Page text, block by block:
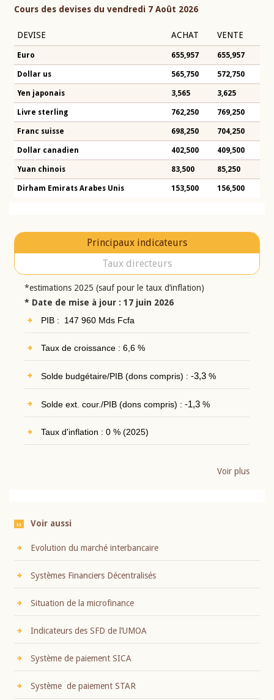
Cours des devises du vendredi 7 Août 2026
DEVISE ACHAT VENTE
Euro 655,957 655,957
Dollar us 565,750 572,750
Yen japonais 3,565 3,625
Livre sterling 762,250 769,250
Franc suisse 698,250 704,250
Dollar canadien 402,500 409,500
Yuan chinois 83,500 85,250
Dirham Emirats Arabes Unis 153,500 156,500
Principaux indicateurs
Taux directeurs
*estimations 2025 (sauf pour le taux d’inflation)
* Date de mise à jour : 17 juin 2026
PIB : 147 960 Mds Fcfa
Taux de croissance : 6,6 %
Solde budgétaire/PIB (dons compris) : -3,3%
Solde ext. cour./PIB (dons compris) : -1,3%
Taux d'inflation : 0 % (2025)
Voir plus
Voir aussi
Evolution du marché interbancaire
Systèmes Financiers Décentralisés
Situation de la microfinance
Indicateurs des SFD de l’UMOA
Système de paiement SICA
Système de paiement STAR